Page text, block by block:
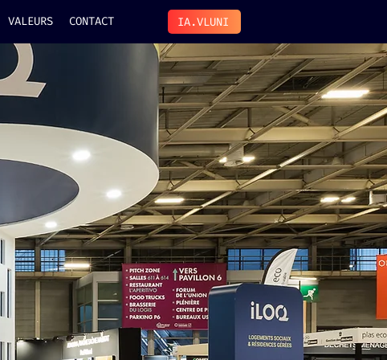
VALEURS CONTACT IA.VLUNI